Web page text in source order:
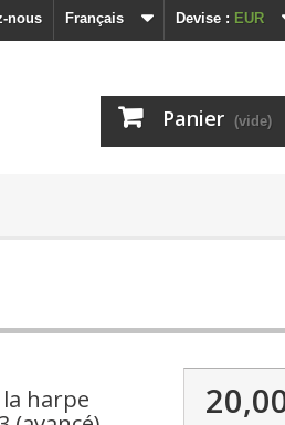
Devise : EUR
Français
nous
Panier (vide)
harpe